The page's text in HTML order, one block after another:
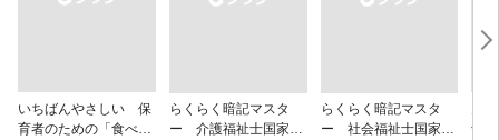
いちばんやさしい 保
育者のための「食べな
らくらく暗記マスタ
ー 介護福祉士国家試
らくらく暗記マスタ
ー 社会福祉士国家試
士